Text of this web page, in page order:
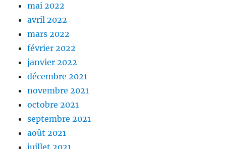
mai 2022
avril 2022
mars 2022
février 2022
janvier 2022
décembre 2021
novembre 2021
octobre 2021
septembre 2021
août 2021